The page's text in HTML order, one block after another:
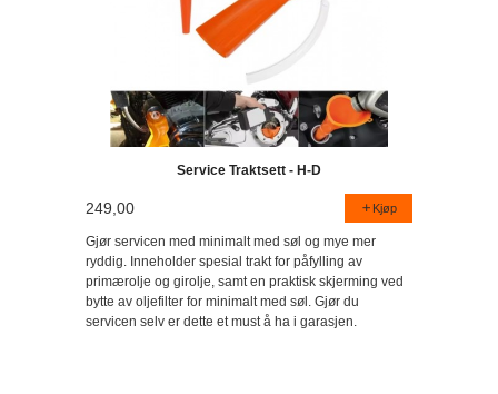
Service Traktsett - H-D
249,00 Kjøp
Gjør servicen med minimalt med søl og mye mer
ryddig. Inneholder spesial trakt for påfylling av
primærolje og girolje, samt en praktisk skjerming ved
bytte av oljefilter for minimalt med søl. Gjør du
servicen selv er dette et must å ha i garasjen.